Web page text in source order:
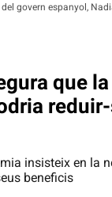
govern espanyol,
que
insisteix en la
beneficis